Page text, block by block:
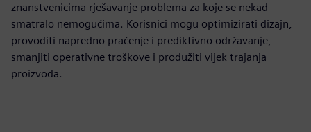
znanstvenicima rješavanje problema za koje se nekad
smatralo nemogućima. Korisnici mogu optimizirati dizajn,
provoditi napredno praćenje i prediktivno održavanje,
smanjiti operativne troškove i produžiti vijek trajanja
proizvoda.